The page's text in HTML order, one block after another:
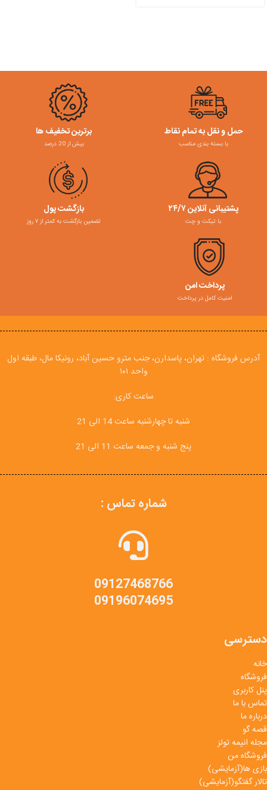
حمل و نقل به تمام نقاط
با بسته بندی مناسب
برترین تخفیف ها
بیش از 20 درصد
پشتیبانی آنلاین ۲۴/۷
با تیکت و چت
بازگشت پول
تضمین بازگشت به کمتر از ۷ روز
پرداخت امن
امنیت کامل در پرداخت
آدرس فروشگاه : تهران، پاسدارن، جنب مترو حسین آباد، رونیکا مال، طبقه اول
واحد ۱۰۱
ساعت کاری:
شنبه تا چهارشنبه ساعت 14 الی 21
پنج شنبه و جمعه ساعت 11 الی 21
شماره تماس :
09127468766
09196074695
دسترسی
خانه
فروشگاه
پنل کاربری
تماس با ما
درباره ما
قصه گو
مجله انیمه تولز
فروشگاه من
بازی ها(آزمایشی)
تالار گفتگو(آزمایشی)